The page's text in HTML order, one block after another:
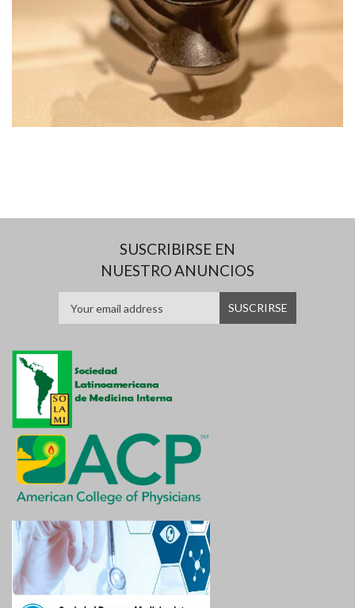
SUSCRIBIRSE EN
NUESTRO ANUNCIOS